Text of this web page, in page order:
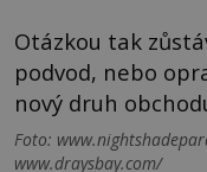
Otázkou tak
podvod, nebo
nový druh
Foto:
www.draysbay.com/